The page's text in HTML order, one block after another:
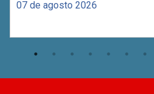
07 de agosto 2026